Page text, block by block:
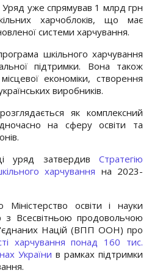
уже спрямував 1 млрд грн
харчоблоків, що має
системи харчування.
шкільного харчування
підтримки. Вона також
економіки, створення
виробників.
як комплексний
на сферу освіти та
уряд затвердив Стратегію
харчування на 2023-
освіти і науки
з Всесвітньою продовольчою
Націй (ВПП ООН) про
харчування понад 160 тис.
України в рамках підтримки